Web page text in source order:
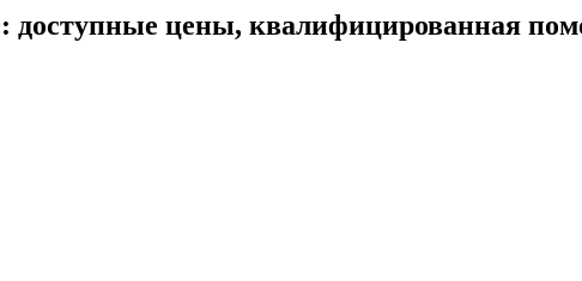
доступные цены, квалифицированная